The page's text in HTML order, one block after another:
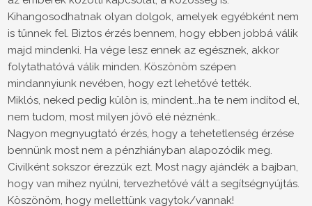
Kihangosodhatnak olyan dolgok, amelyek egyébként nem
is tűnnek fel. Biztos érzés bennem, hogy ebben jobbá válik
majd mindenki. Ha vége lesz ennek az egésznek, akkor
folytathatóvá válik minden. Köszönöm szépen
mindannyiunk nevében, hogy ezt lehetővé tették.
Miklós, neked pedig külön is, mindent...ha te nem indítod el,
nem tudom, most milyen jövő elé néznénk..
Nagyon megnyugtató érzés, hogy a tehetetlenség érzése
bennünk most nem a pénzhiányban alapozódik meg.
Civilként sokszor érezzük ezt. Most nagy ajándék a bajban,
hogy van mihez nyúlni, tervezhetővé vált a segítségnyújtás.
Köszönöm, hogy mellettünk vagytok/vannak!